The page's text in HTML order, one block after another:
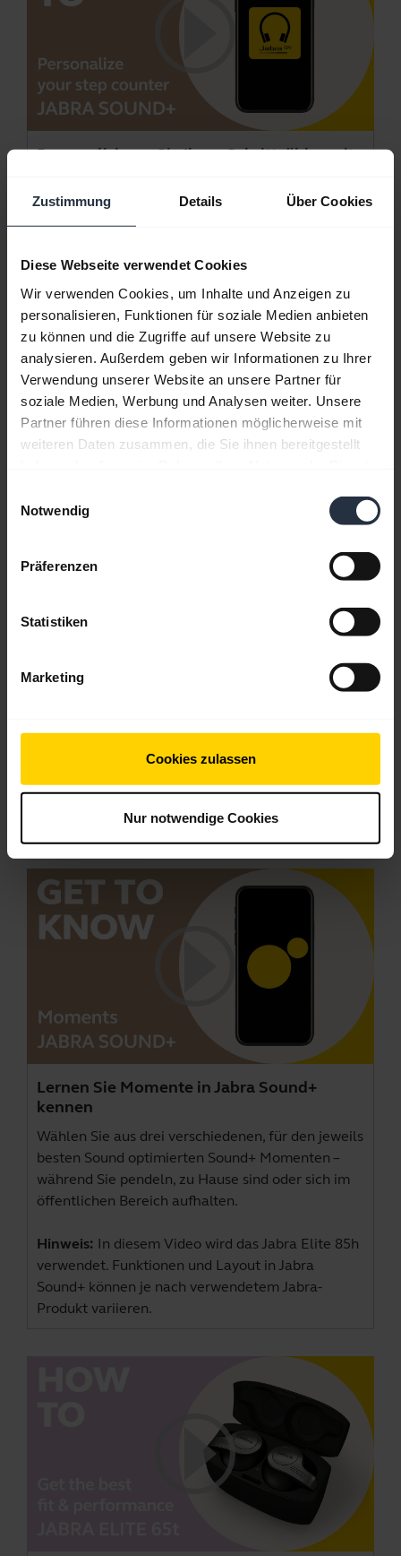
Zustimmung Details Über Cookies
Diese Webseite verwendet Cookies
Wir verwenden Cookies, um Inhalte und Anzeigen zu
personalisieren, Funktionen für soziale Medien anbieten
zu können und die Zugriffe auf unsere Website zu
analysieren. Außerdem geben wir Informationen zu Ihrer
Verwendung unserer Website an unsere Partner für
soziale Medien, Werbung und Analysen weiter. Unsere
Partner führen diese Informationen möglicherweise mit
weiteren Daten zusammen, die Sie ihnen bereitgestellt
Notwendig
Präferenzen
Statistiken
Marketing
Cookies zulassen
Nur notwendige Cookies
Personalisieren Sie Ihren Schrittzähler mit
Sie wollen aktiver sein? Überwachen Sie Ihre
Aktivitäten mit dem Jabra Sound+ Schrittzähler.
Hinweis:In diesem Video wird das Jabra Elite
Active 65t verwendet. Funktionen und Layout in
Jabra Sound+ können je nach verwendetem Jabra-
Produkt variieren.
Sound+
löschen Sie die nicht benutzten. Falls Sie später
Ihre Meinung ändern, lässt sich dies in der Jabra
In diesem Video wird das Jabra Elite 85h
Sound+ können je nach verwendetem Jabra-
Produkt variieren.
Lernen Sie Momente in Jabra Sound+
kennen
Wählen Sie aus drei verschiedenen, für den jeweils
besten Sound optimierten Sound+ Momenten –
während Sie pendeln, zu Hause sind oder sich im
öffentlichen Bereich aufhalten.
Hinweis: In diesem Video wird das Jabra Elite 85h
verwendet. Funktionen und Layout in Jabra
Sound+ können je nach verwendetem Jabra-
Produkt variieren.